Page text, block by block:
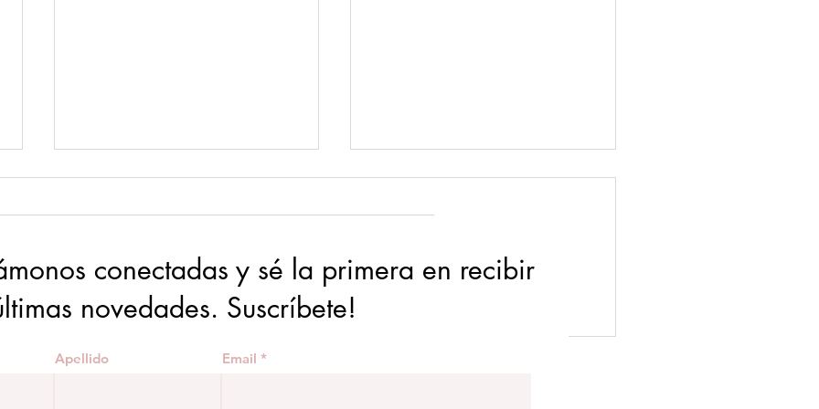
contigo misma
conectadas y sé la primera en recibir
novedades. Suscríbete!
Apellido Email